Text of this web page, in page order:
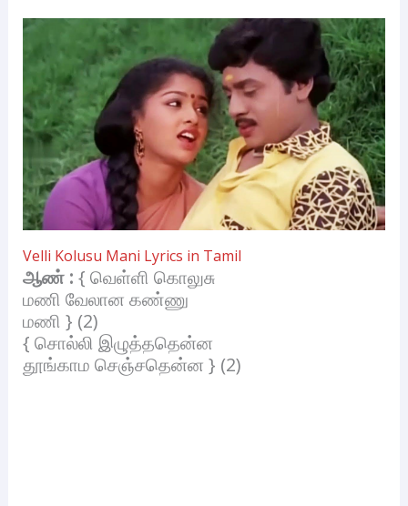
Velli Kolusu Mani Lyrics in Tamil
ஆண் : { வெள்ளி கொலுசு
மணி வேலான கண்ணு
மணி } (2)
{ சொல்லி இழுத்ததென்ன
தூங்காம செஞ்சதென்ன } (2)